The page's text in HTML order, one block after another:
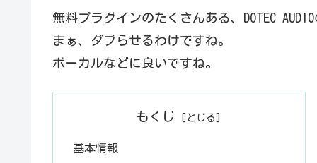
無料プラグインのたくさんある、DOTEC AUDIO
まぁ、ダブらせるわけですね。
ボーカルなどに良いですね。
もくじ
基本情報